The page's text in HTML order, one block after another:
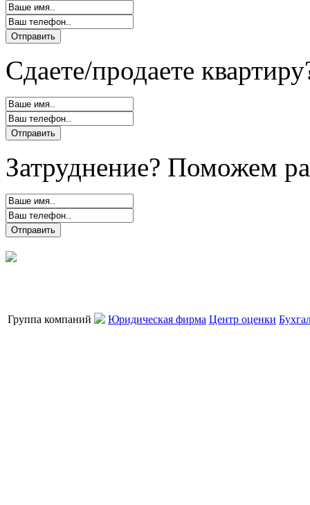
Сдаете/продаете
Затруднение? Поможем
Группа компаний Юридическая фирма Центр оценки